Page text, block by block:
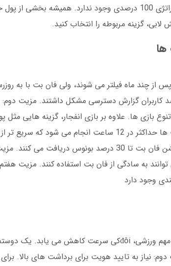
نیازی به بارگذاری مجدد ندارد. یادتان باشد، هیچ استراتژی 100 درصدی وجود
گزینه مربوطه را انتخاب کنید.
ها
چند ماه فیلتر می شوند، ولی فان بت با به
بازی ها. علاوه بر بازی انفجار، گزینه هایی مثل
مزیت چهارم: سرعت برداشت. در فان بت 90، برداشت ها حداکثر در 12
پنجم: بونوس خوش آمدگویی. کاربران جدید در اپلیکیشن فان بت تا 30
توانند به سادگی از فان بت استفاده کنند. مزیت
وجود دارد